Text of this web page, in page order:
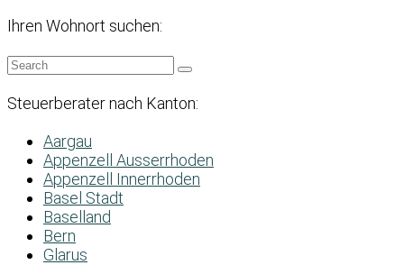
Ihren Wohnort suchen:
Steuerberater nach Kanton:
Aargau
Appenzell Ausserrhoden
Appenzell Innerrhoden
Basel Stadt
Baselland
Bern
Glarus